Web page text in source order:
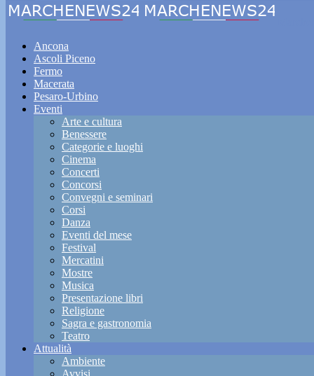
Ancona
Ascoli Piceno
Fermo
Macerata
Pesaro-Urbino
Eventi
Arte e cultura
Benessere
Categorie e luoghi
Cinema
Concerti
Concorsi
Convegni e seminari
Corsi
Danza
Eventi del mese
Festival
Mercatini
Mostre
Musica
Presentazione libri
Religione
Sagra e gastronomia
Teatro
Attualità
Ambiente
Avvisi